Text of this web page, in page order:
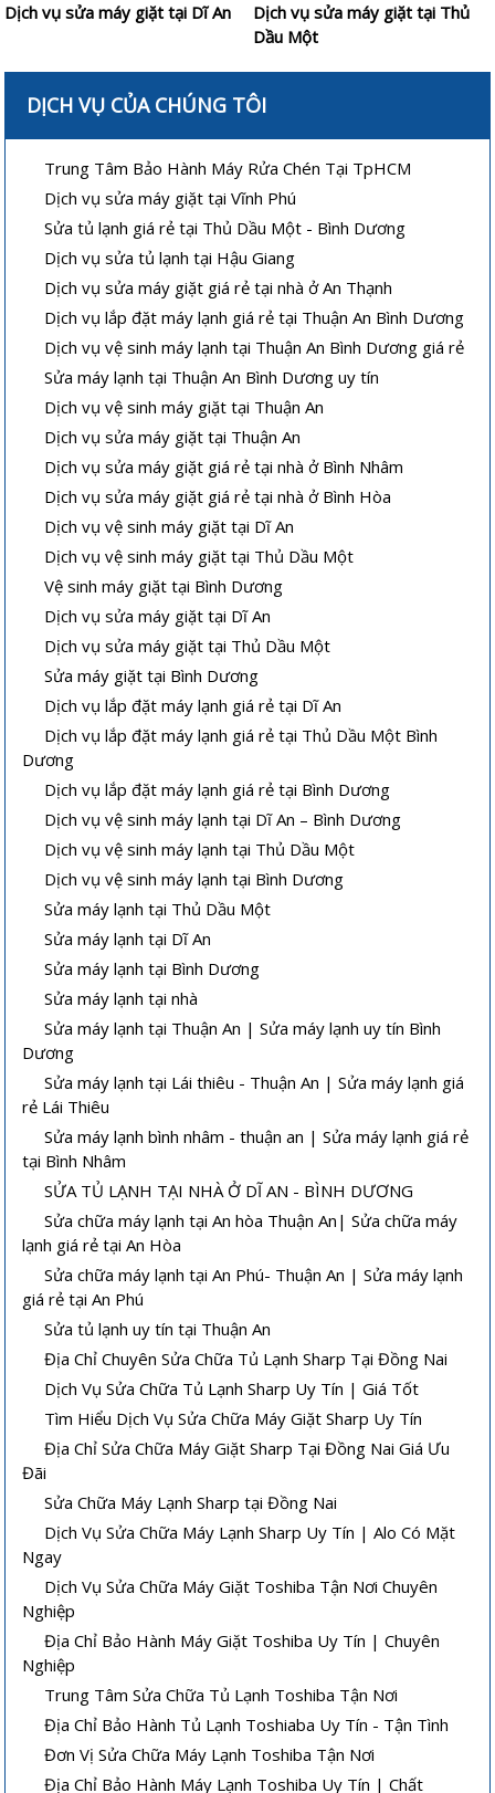
Dịch vụ sửa máy giặt tại Dĩ An
Dịch vụ sửa máy giặt tại Thủ
Dầu Một
DỊCH VỤ CỦA CHÚNG TÔI
Trung Tâm Bảo Hành Máy Rửa Chén Tại TpHCM
Dịch vụ sửa máy giặt tại Vĩnh Phú
Sửa tủ lạnh giá rẻ tại Thủ Dầu Một - Bình Dương
Dịch vụ sửa tủ lạnh tại Hậu Giang
Dịch vụ sửa máy giặt giá rẻ tại nhà ở An Thạnh
Dịch vụ lắp đặt máy lạnh giá rẻ tại Thuận An Bình Dương
Dịch vụ vệ sinh máy lạnh tại Thuận An Bình Dương giá rẻ
Sửa máy lạnh tại Thuận An Bình Dương uy tín
Dịch vụ vệ sinh máy giặt tại Thuận An
Dịch vụ sửa máy giặt tại Thuận An
Dịch vụ sửa máy giặt giá rẻ tại nhà ở Bình Nhâm
Dịch vụ sửa máy giặt giá rẻ tại nhà ở Bình Hòa
Dịch vụ vệ sinh máy giặt tại Dĩ An
Dịch vụ vệ sinh máy giặt tại Thủ Dầu Một
Vệ sinh máy giặt tại Bình Dương
Dịch vụ sửa máy giặt tại Dĩ An
Dịch vụ sửa máy giặt tại Thủ Dầu Một
Sửa máy giặt tại Bình Dương
Dịch vụ lắp đặt máy lạnh giá rẻ tại Dĩ An
Dịch vụ lắp đặt máy lạnh giá rẻ tại Thủ Dầu Một Bình
Dương
Dịch vụ lắp đặt máy lạnh giá rẻ tại Bình Dương
Dịch vụ vệ sinh máy lạnh tại Dĩ An – Bình Dương
Dịch vụ vệ sinh máy lạnh tại Thủ Dầu Một
Dịch vụ vệ sinh máy lạnh tại Bình Dương
Sửa máy lạnh tại Thủ Dầu Một
Sửa máy lạnh tại Dĩ An
Sửa máy lạnh tại Bình Dương
Sửa máy lạnh tại nhà
Sửa máy lạnh tại Thuận An | Sửa máy lạnh uy tín Bình
Dương
Sửa máy lạnh tại Lái thiêu - Thuận An | Sửa máy lạnh giá
rẻ Lái Thiêu
Sửa máy lạnh bình nhâm - thuận an | Sửa máy lạnh giá rẻ
tại Bình Nhâm
SỬA TỦ LẠNH TẠI NHÀ Ở DĨ AN - BÌNH DƯƠNG
Sửa chữa máy lạnh tại An hòa Thuận An| Sửa chữa máy
lạnh giá rẻ tại An Hòa
Sửa chữa máy lạnh tại An Phú- Thuận An | Sửa máy lạnh
giá rẻ tại An Phú
Sửa tủ lạnh uy tín tại Thuận An
Địa Chỉ Chuyên Sửa Chữa Tủ Lạnh Sharp Tại Đồng Nai
Dịch Vụ Sửa Chữa Tủ Lạnh Sharp Uy Tín | Giá Tốt
Tìm Hiểu Dịch Vụ Sửa Chữa Máy Giặt Sharp Uy Tín
Địa Chỉ Sửa Chữa Máy Giặt Sharp Tại Đồng Nai Giá Ưu
Đãi
Sửa Chữa Máy Lạnh Sharp tại Đồng Nai
Dịch Vụ Sửa Chữa Máy Lạnh Sharp Uy Tín | Alo Có Mặt
Ngay
Dịch Vụ Sửa Chữa Máy Giặt Toshiba Tận Nơi Chuyên
Nghiệp
Địa Chỉ Bảo Hành Máy Giặt Toshiba Uy Tín | Chuyên
Nghiệp
Trung Tâm Sửa Chữa Tủ Lạnh Toshiba Tận Nơi
Địa Chỉ Bảo Hành Tủ Lạnh Toshiaba Uy Tín - Tận Tình
Đơn Vị Sửa Chữa Máy Lạnh Toshiba Tận Nơi
Địa Chỉ Bảo Hành Máy Lạnh Toshiba Uy Tín | Chất